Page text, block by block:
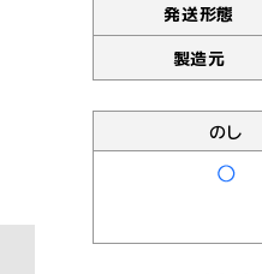
発送形態
製造元
のし